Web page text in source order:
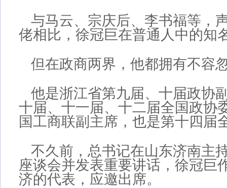
与马云、宗庆后、李书福等，
佬相比，徐冠巨在普通人中的知
但在政商两界，他都拥有不容
他是浙江省第九届、十届政协
十届、十一届、十二届全国政协
国工商联副主席，也是第十四届
不久前，总书记在山东济南主
座谈会并发表重要讲话，徐冠巨
济的代表，应邀出席。